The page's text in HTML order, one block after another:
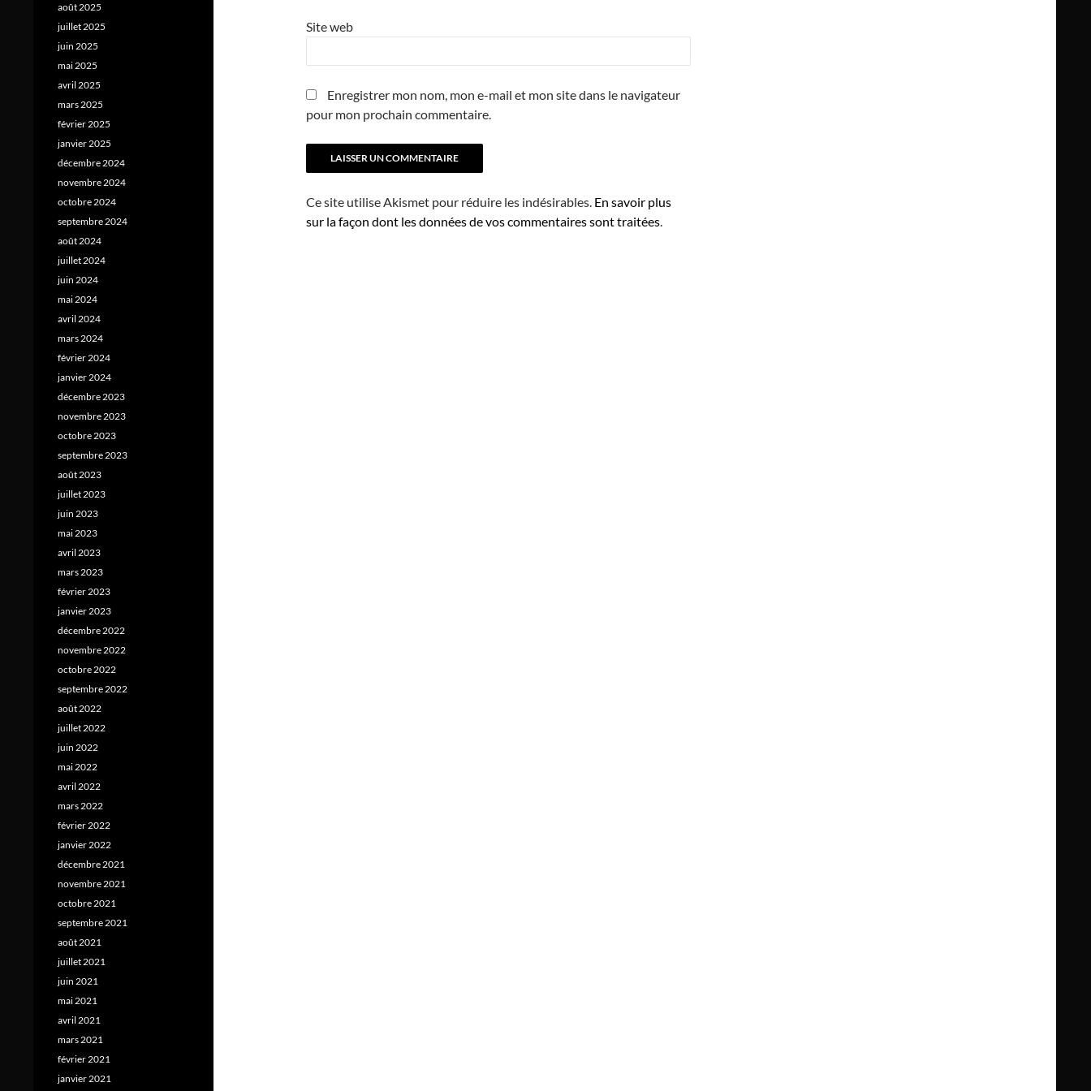
Site web
Enregistrer mon nom, mon e-mail et mon site dans le navigateur
pour mon prochain commentaire.
Ce site utilise Akismet pour réduire les indésirables. En savoir plus
sur la façon dont les données de vos commentaires sont traitées.
août 2025
juillet 2025
juin 2025
mai 2025
avril 2025
mars 2025
février 2025
janvier 2025
décembre 2024
novembre 2024
octobre 2024
septembre 2024
août 2024
juillet 2024
juin 2024
mai 2024
avril 2024
mars 2024
février 2024
janvier 2024
décembre 2023
novembre 2023
octobre 2023
septembre 2023
août 2023
juillet 2023
juin 2023
mai 2023
avril 2023
mars 2023
février 2023
janvier 2023
décembre 2022
novembre 2022
octobre 2022
septembre 2022
août 2022
juillet 2022
juin 2022
mai 2022
avril 2022
mars 2022
février 2022
janvier 2022
décembre 2021
novembre 2021
octobre 2021
septembre 2021
août 2021
juillet 2021
juin 2021
mai 2021
avril 2021
mars 2021
février 2021
janvier 2021